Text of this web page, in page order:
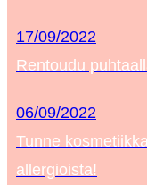
17/09/2022
Rentoudu
06/09/2022
Tunne
allergioista!